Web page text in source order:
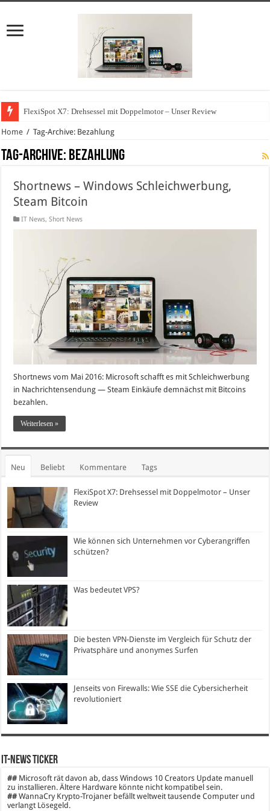
FlexiSpot X7: Drehsessel mit Doppelmotor – Unser Review
Home / Tag-Archive: Bezahlung
Tag-Archive: Bezahlung
Shortnews – Windows Schleichwerbung,
Steam Bitcoin
IT News,Short News
Shortnews vom Mai 2016: Microsoft schafft es mit Schleichwerbung
in Nachrichtensendung — Steam Einkäufe demnächst mit Bitcoins
bezahlen.
Weiterlesen »
Neu Beliebt Kommentare Tags
FlexiSpot X7: Drehsessel mit Doppelmotor – Unser
Review
Wie können sich Unternehmen vor Cyberangriffen
schützen?
Was bedeutet VPS?
Die besten VPN-Dienste im Vergleich für Schutz der
Privatsphäre und anonymes Surfen
Jenseits von Firewalls: Wie SSE die Cybersicherheit
revolutioniert
IT-News Ticker
## Microsoft rät davon ab, dass Windows 10 Creators Update manuell
zu installieren. Ältere Hardware könnte nicht kompatibel sein.
## WannaCry Krypto-Trojaner befällt weltweit tausende Computer und
verlangt Lösegeld.